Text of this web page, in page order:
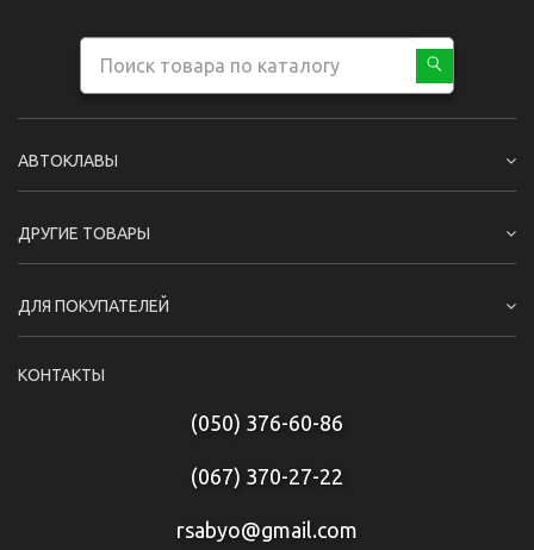
АВТОКЛАВЫ
ДРУГИЕ ТОВАРЫ
ДЛЯ ПОКУПАТЕЛЕЙ
КОНТАКТЫ
(050) 376-60-86
(067) 370-27-22
rsabyo@gmail.com